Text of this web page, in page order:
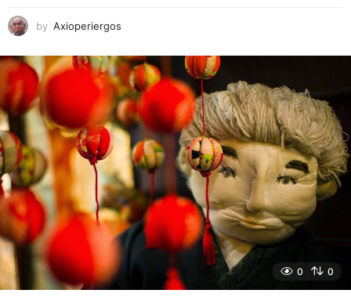
by Axioperiergos
0 0